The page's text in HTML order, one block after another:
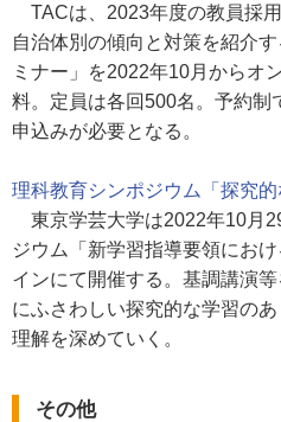
TACは、2023年度の教員採
自治体別の傾向と対策を紹介
ミナー」を2022年10月からオ
料。定員は各回500名。予約制
申込みが必要となる。
理科教育シンポジウム「探究
東京学芸大学は2022年10月
ジウム「新学習指導要領にお
インにて開催する。基調講演
にふさわしい探究的な学習の
理解を深めていく。
その他